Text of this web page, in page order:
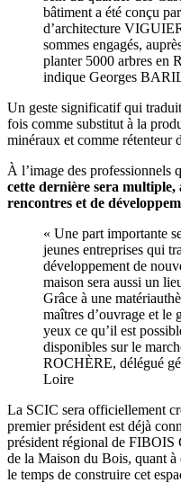
bâtiment a été conçu
d’architecture
sommes engagés,
planter 5000 arbres en
indique Georges
Un geste significatif qui
fois comme substitut à la
minéraux et comme rétenteur
À l’image des
cette dernière sera multiple,
rencontres et de
« Une part importante
jeunes entreprises qui
développement de
maison sera aussi un
Grâce à une
maîtres d’ouvrage et le
yeux ce qu’il est
disponibles sur le
ROCHÈRE, délégué
Loire
La SCIC sera officiellement
premier président est déjà
président régional de FIBOIS
de la Maison du Bois, quant à
le temps de construire cet